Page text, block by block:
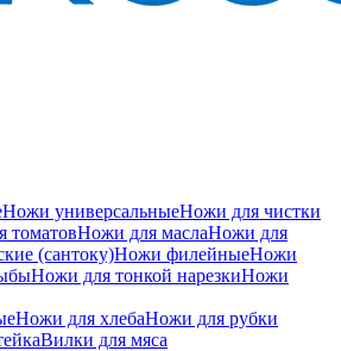
Ножи универсальныеНожи для чистки
томатовНожи для маслаНожи для
(сантоку)Ножи филейныеНожи
Ножи для тонкой нарезкиНожи
Ножи для хлебаНожи для рубки
Вилки для мяса